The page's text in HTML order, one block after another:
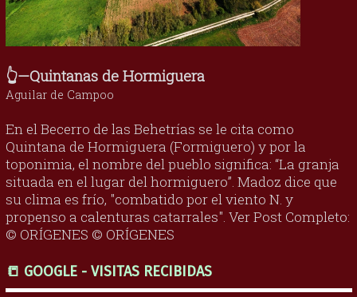
👆—Quintanas de Hormiguera
Aguilar de Campoo
En el Becerro de las Behetrías se le cita como
Quintana de Hormiguera (Formiguero) y por la
toponimia, el nombre del pueblo significa: “La granja
situada en el lugar del hormiguero”. Madoz dice que
su clima es frío, "combatido por el viento N. y
propenso a calenturas catarrales". Ver Post Completo:
© ORÍGENES © ORÍGENES
📒 GOOGLE - VISITAS RECIBIDAS